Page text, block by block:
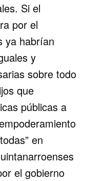
Si el
por el
ya habrían
y
sobre todo
que
públicas a
en
el gobierno